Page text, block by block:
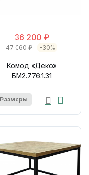
36 200 ₽
47 060 ₽ -30%
Комод «Деко»
БМ2.776.1.31
Размеры